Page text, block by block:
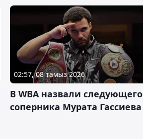
02:57, 08 тамыз 2026
В WBA назвали следующего
соперника Мурата Гассиева